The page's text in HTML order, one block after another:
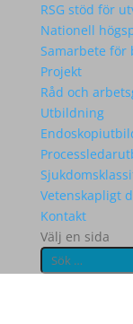
RSG stöd för
Nationell
Samarbete för
Projekt
Råd och
Utbildning
Vetenskapligt
Kontakt
Välj en sida